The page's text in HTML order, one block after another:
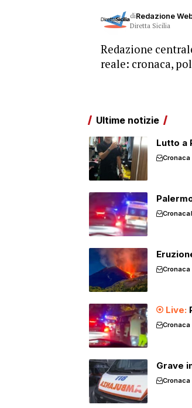
diRedazione
Diretta Sicilia
Redazione
reale: cronaca,
Ultime notizie
Lutto a
Cronaca
Cronaca
Cronaca
Cronaca
Grave
Cronaca